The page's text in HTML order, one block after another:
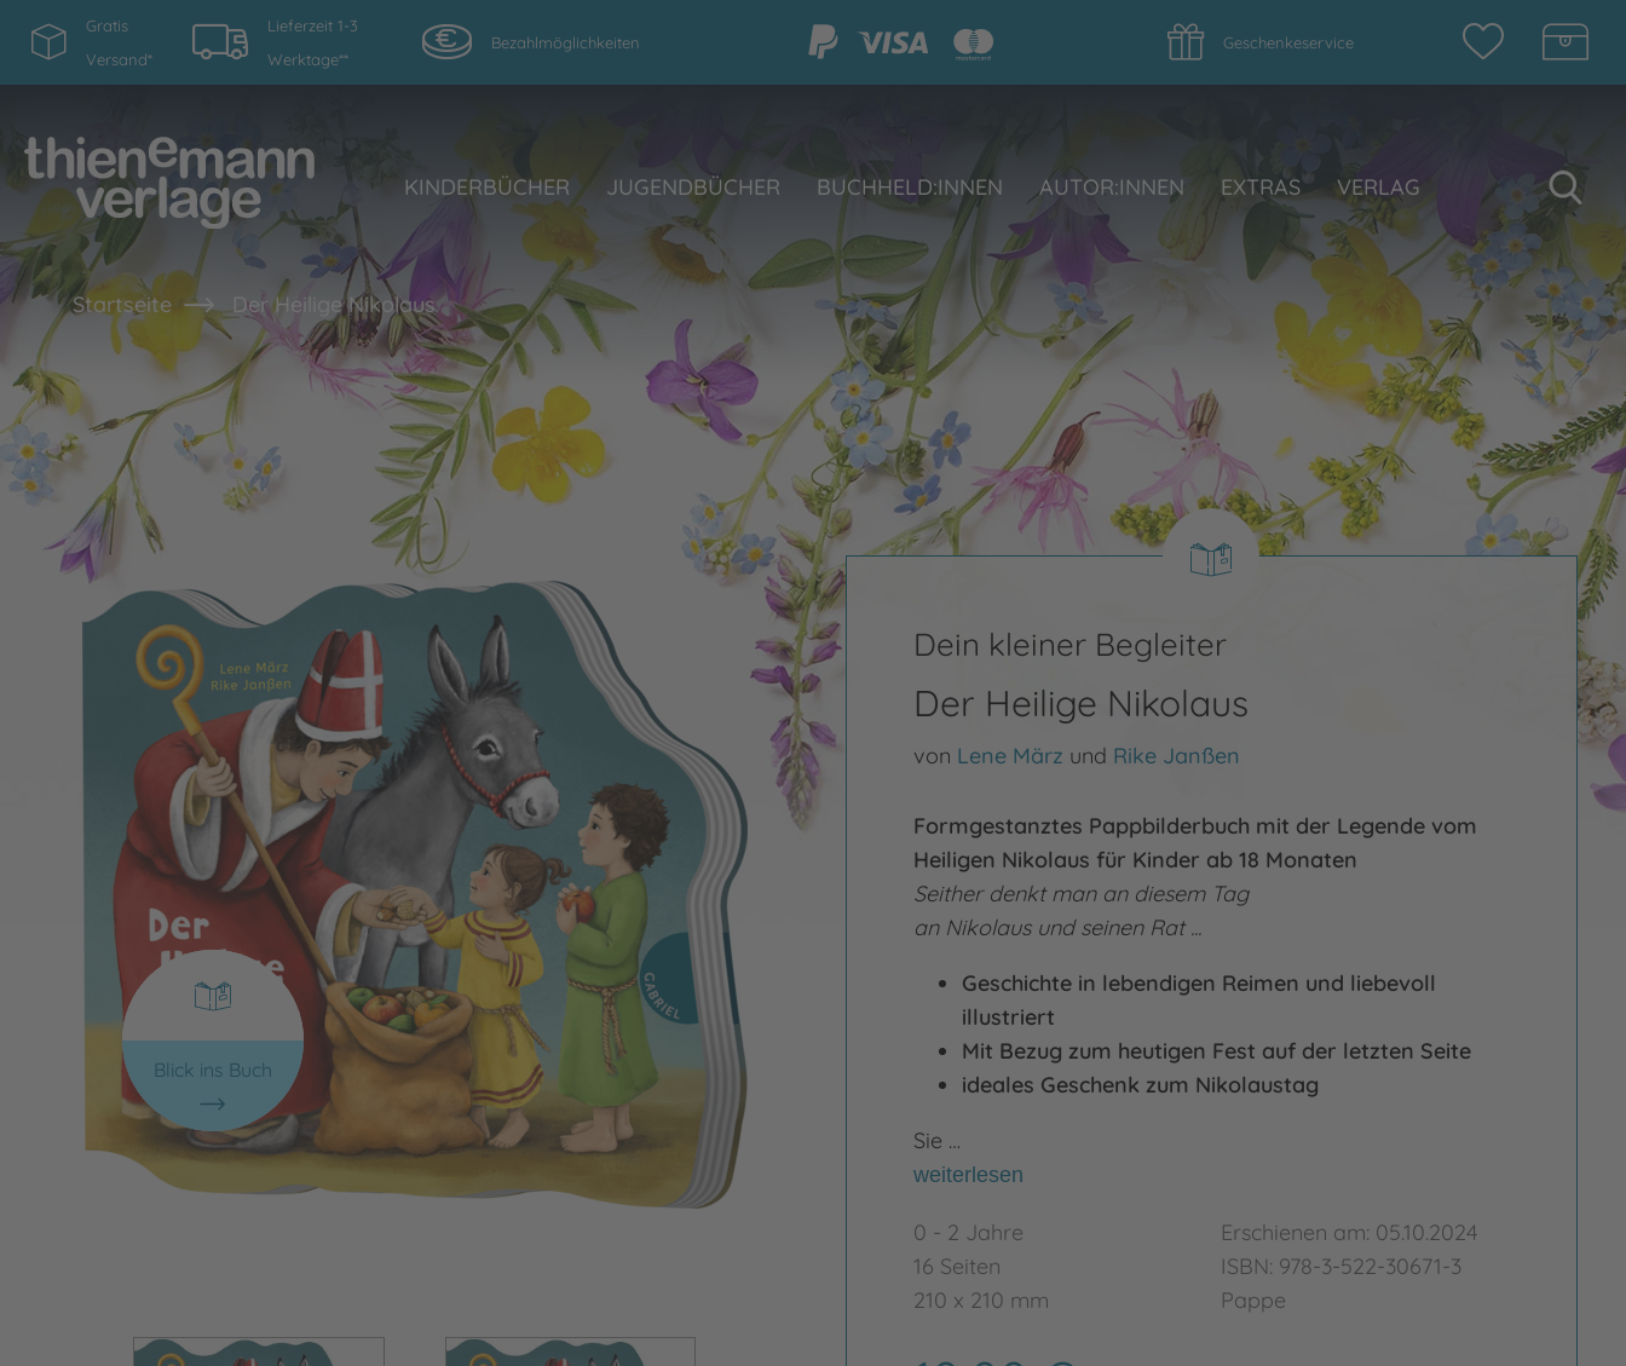
Gratis
Versand*
Lieferzeit 1-3
Werktage**
Bezahlmöglichkeiten Geschenkeservice
KINDERBÜCHER JUGENDBÜCHER BUCHHELD:INNEN AUTOR:INNEN EXTRAS VERLAG
Startseite Der Heilige Nikolaus
Blick ins Buch
Bild vergrößern
Dein kleiner Begleiter
Der Heilige Nikolaus
von Lene März und Rike Janßen
Formgestanztes Pappbilderbuch mit der Legende vom
Heiligen Nikolaus für Kinder ab 18 Monaten
Seither denkt man an diesem Tag
an Nikolaus und seinen Rat ...
Geschichte in lebendigen Reimen und liebevoll
illustriert
Mit Bezug zum heutigen Fest auf der letzten Seite
ideales Geschenk zum Nikolaustag
Sie …
weiterlesen
0 - 2 Jahre
16 Seiten
210 x 210 mm
Erschienen am: 05.10.2024
ISBN: 978-3-522-30671-3
Pappe